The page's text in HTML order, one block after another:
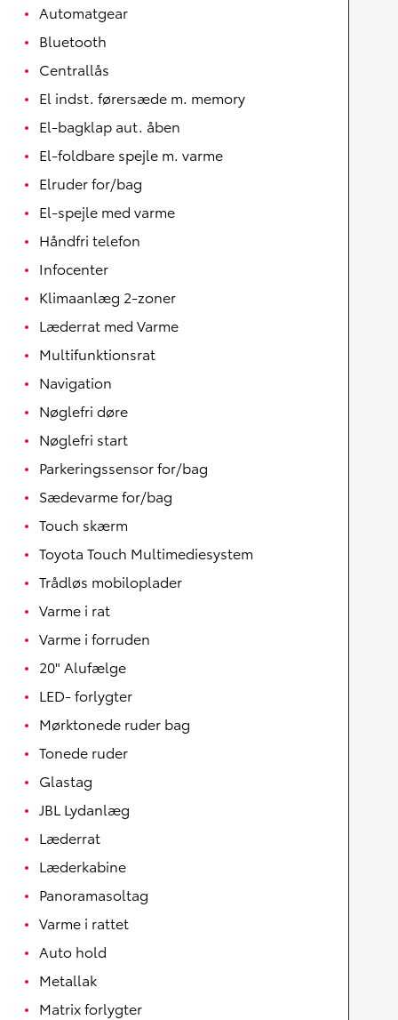
Automatgear
Bluetooth
Centrallås
El indst. førersæde m. memory
El-bagklap aut. åben
El-foldbare spejle m. varme
Elruder for/bag
El-spejle med varme
Håndfri telefon
Infocenter
Klimaanlæg 2-zoner
Læderrat med Varme
Multifunktionsrat
Navigation
Nøglefri døre
Nøglefri start
Parkeringssensor for/bag
Sædevarme for/bag
Touch skærm
Toyota Touch Multimediesystem
Trådløs mobiloplader
Varme i rat
Varme i forruden
20" Alufælge
LED- forlygter
Mørktonede ruder bag
Tonede ruder
Glastag
JBL Lydanlæg
Læderrat
Læderkabine
Panoramasoltag
Varme i rattet
Auto hold
Metallak
Matrix forlygter